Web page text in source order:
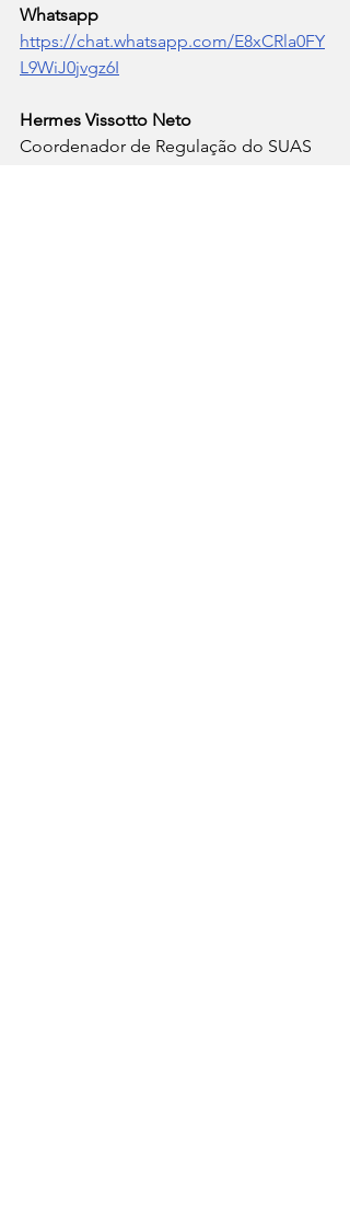
Whatsapp
https://chat.whatsapp.com/E8xCRla0FY
L9WiJ0jvgz6I
Hermes Vissotto Neto
Coordenador de Regulação do SUAS